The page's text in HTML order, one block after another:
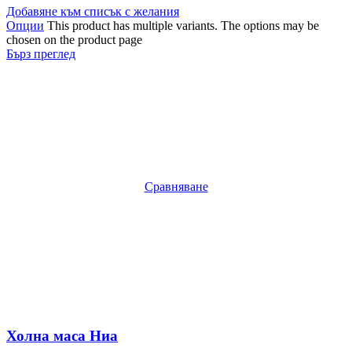
Добавяне към списък с желания
Опции This product has multiple variants. The options may be
chosen on the product page
Бърз преглед
Сравняване
Холна маса Ниа